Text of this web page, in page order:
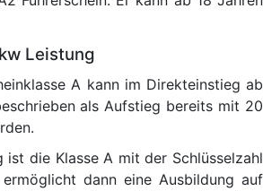
Leistung
A kann im Direkteinstieg ab
als Aufstieg bereits mit 20
ist die Klasse A mit der Schlüsselzahl
dann eine Ausbildung auf